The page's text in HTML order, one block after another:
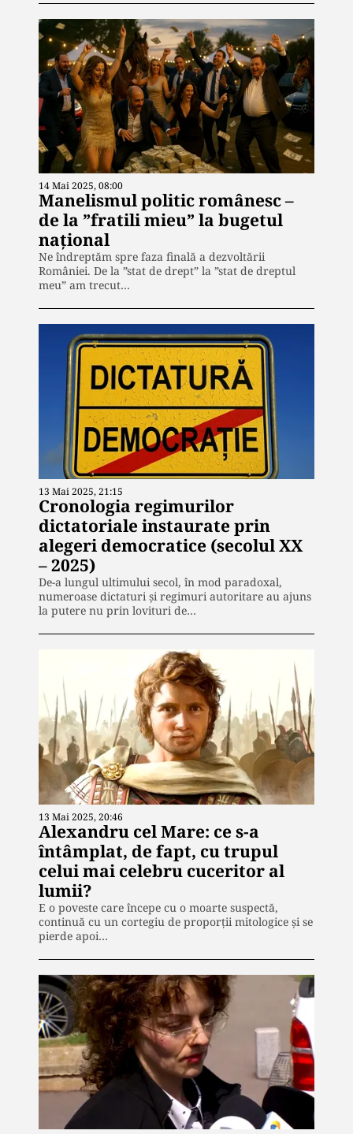
14 Mai 2025, 08:00
Manelismul politic românesc –
de la ”fratili mieu” la bugetul
național
Ne îndreptăm spre faza finală a dezvoltării
României. De la ”stat de drept” la ”stat de dreptul
meu” am trecut…
13 Mai 2025, 21:15
Cronologia regimurilor
dictatoriale instaurate prin
alegeri democratice (secolul XX
– 2025)
De-a lungul ultimului secol, în mod paradoxal,
numeroase dictaturi și regimuri autoritare au ajuns
la putere nu prin lovituri de…
13 Mai 2025, 20:46
Alexandru cel Mare: ce s-a
întâmplat, de fapt, cu trupul
celui mai celebru cuceritor al
lumii?
E o poveste care începe cu o moarte suspectă,
continuă cu un cortegiu de proporții mitologice și se
pierde apoi…